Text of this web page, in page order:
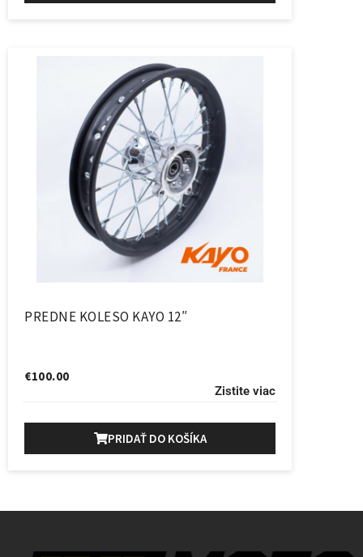
PREDNE KOLESO KAYO 12″
€100.00
Zistite viac
PRIDAŤ DO KOŠÍKA